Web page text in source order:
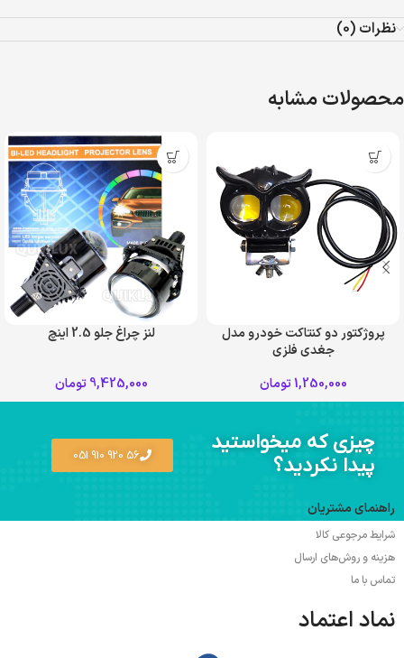
نظرات (0)
محصولات مشابه
پروژکتور دو کنتاکت خودرو مدل
جغدی فلزی
1,250,000تومان
لنز چراغ جلو 2.5 اینچ
9,425,000 تومان
چیزی که میخواستید
پیدا نکردید؟
56 920 910 051
راهنمای مشتریان
شرایط مرجوعی کالا
هزینه و روش‌های ارسال
تماس با ما
نماد اعتماد